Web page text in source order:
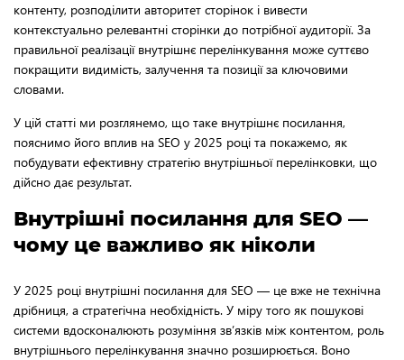
контенту, розподілити авторитет сторінок і вивести
контекстуально релевантні сторінки до потрібної аудиторії. За
правильної реалізації внутрішнє перелінкування може суттєво
покращити видимість, залучення та позиції за ключовими
словами.
У цій статті ми розглянемо, що таке внутрішнє посилання,
пояснимо його вплив на SEO у 2025 році та покажемо, як
побудувати ефективну стратегію внутрішньої перелінковки, що
дійсно дає результат.
Внутрішні посилання для SEO —
чому це важливо як ніколи
У 2025 році внутрішні посилання для SEO — це вже не технічна
дрібниця, а стратегічна необхідність. У міру того як пошукові
системи вдосконалюють розуміння зв’язків між контентом, роль
внутрішнього перелінкування значно розширюється. Воно